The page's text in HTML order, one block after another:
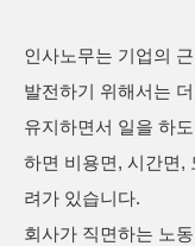
인사노무는 기업의
발전하기 위해서는
유지하면서 일을 하
하면 비용면, 시간면,
려가 있습니다.
회사가 직면하는 노